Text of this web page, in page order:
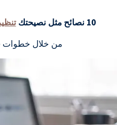
10 نصائح مثل نصيحتك
من خلال خطوات